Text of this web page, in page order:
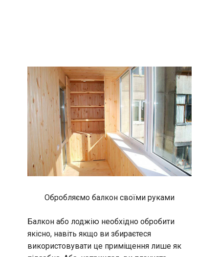
Обробляємо балкон своїми руками
Балкон або лоджію необхідно обробити
якісно, навіть якщо ви збираєтеся
використовувати це приміщення лише як